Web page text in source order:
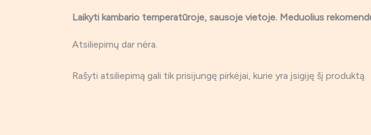
Laikyti kambario temperatūroje, sausoje vietoje. Meduolius
Atsiliepimų dar nėra.
Rašyti atsiliepimą gali tik prisijungę pirkėjai, kurie yra įsigiję šį produktą.